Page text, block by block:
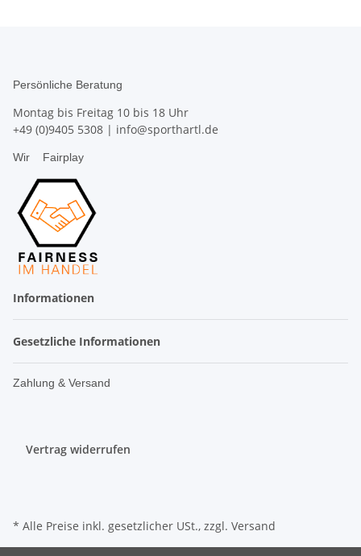
Persönliche Beratung
Montag bis Freitag 10 bis 18 Uhr
+49 (0)9405 5308 | info@sporthartl.de
Wir Fairplay
Informationen
Gesetzliche Informationen
Zahlung & Versand
Vertrag widerrufen
* Alle Preise inkl. gesetzlicher USt., zzgl. Versand